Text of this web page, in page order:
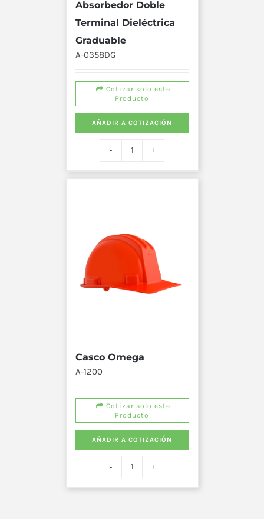
Absorbedor Doble
Terminal Dieléctrica
Graduable
A-0358DG
Cotizar solo este
Producto
AÑADIR A COTIZACIÓN
Casco Omega
A-1200
Cotizar solo este
Producto
AÑADIR A COTIZACIÓN